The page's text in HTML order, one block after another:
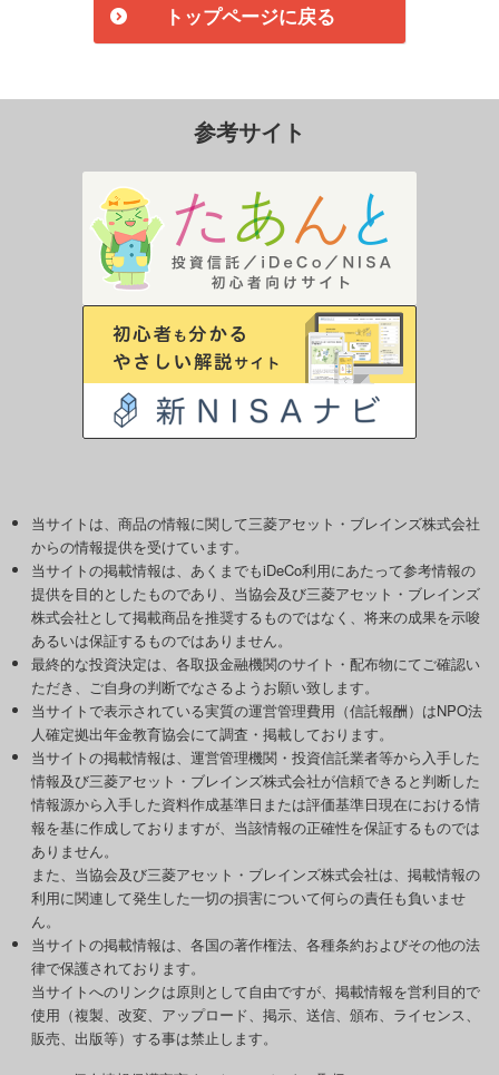
トップページに戻る
参考サイト
当サイトは、商品の情報に関して三菱アセット・ブレインズ株式会社
からの情報提供を受けています。
当サイトの掲載情報は、あくまでもiDeCo利用にあたって参考情報の
提供を目的としたものであり、当協会及び三菱アセット・ブレインズ
株式会社として掲載商品を推奨するものではなく、将来の成果を示唆
あるいは保証するものではありません。
最終的な投資決定は、各取扱金融機関のサイト・配布物にてご確認い
ただき、ご自身の判断でなさるようお願い致します。
当サイトで表示されている実質の運営管理費用（信託報酬）はNPO法
人確定拠出年金教育協会にて調査・掲載しております。
当サイトの掲載情報は、運営管理機関・投資信託業者等から入手した
情報及び三菱アセット・ブレインズ株式会社が信頼できると判断した
情報源から入手した資料作成基準日または評価基準日現在における情
報を基に作成しておりますが、当該情報の正確性を保証するものでは
ありません。
また、当協会及び三菱アセット・ブレインズ株式会社は、掲載情報の
利用に関連して発生した一切の損害について何らの責任も負いませ
ん。
当サイトの掲載情報は、各国の著作権法、各種条約およびその他の法
律で保護されております。
当サイトへのリンクは原則として自由ですが、掲載情報を営利目的で
使用（複製、改変、アップロード、掲示、送信、頒布、ライセンス、
販売、出版等）する事は禁止します。